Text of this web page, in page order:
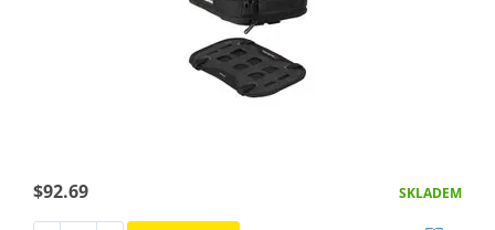
$92.69 SKLADEM